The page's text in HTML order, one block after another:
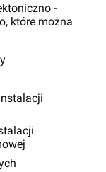
-
które można